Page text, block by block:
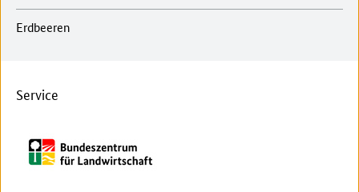
Erdbeeren
Service